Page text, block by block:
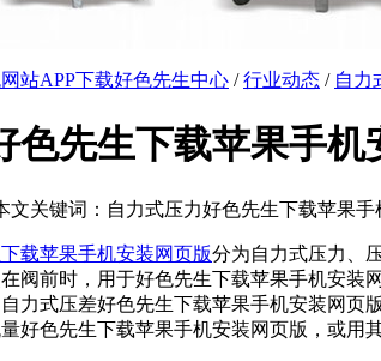
站APP下载好色先生中心 /行业动态 / 自力
色先生下载苹果手
文关键词：自力式压力好色先生下载苹果手
载苹果手机安装网页版分为自力式压力
阀前时，用于好色先生下载苹果手机安装
，自力式压差好色先生下载苹果手机安装
量好色先生下载苹果手机安装网页版，